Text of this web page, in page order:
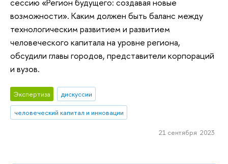
сессию «Регион будущего: создавая новые
возможности». Каким должен быть баланс между
технологическим развитием и развитием
человеческого капитала на уровне региона,
обсудили главы городов, представители корпораций
и вузов.
Экспертиза
дискуссии
человеческий капитал и инновации
21 сентября 2023